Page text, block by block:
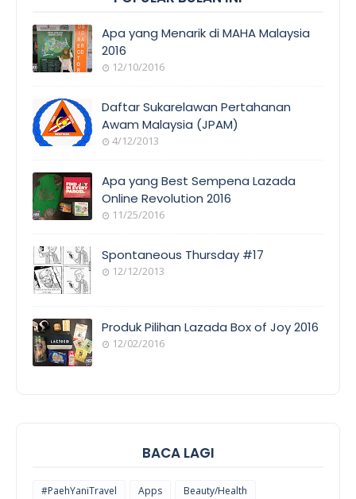
COVERAGE
Apa yang Menarik di MAHA Malaysia
2016
12/10/2016
AWAM
Daftar Sukarelawan Pertahanan
Awam Malaysia (JPAM)
4/12/2013
COVERAGE
Apa yang Best Sempena Lazada
Online Revolution 2016
11/25/2016
E
Spontaneous Thursday #17
12/12/2013
Produk Pilihan Lazada Box of Joy 2016
12/02/2016
BACA LAGI
#PaehYaniTravel Apps
Beauty/Health